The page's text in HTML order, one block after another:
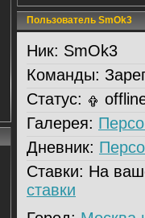
Пользователь SmOk3
Ник: SmOk3
Команды:
Статус:
Галерея:
Дневник:
Ставки: На
ставки